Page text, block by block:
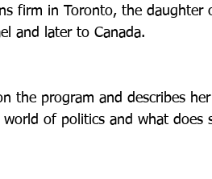
firm in Toronto, the daughter
and later to Canada.
the program and describes
of politics and what does